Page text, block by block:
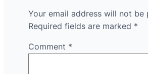
Your email address will not be
Required fields are marked *
Comment *